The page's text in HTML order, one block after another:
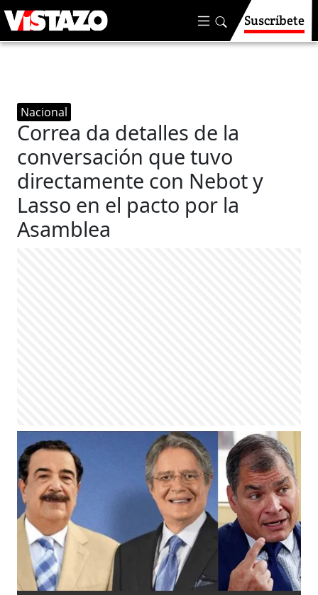
Suscríbete
Nacional
Correa da detalles de la
conversación que tuvo
directamente con Nebot y
Lasso en el pacto por la
Asamblea